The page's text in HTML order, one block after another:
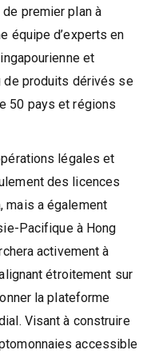
premier plan à
équipe d’experts en
et
produits dérivés se
50 pays et régions
légales et
des licences
mais a également
Pacifique à Hong
activement à
étroitement sur
la plateforme
Visant à construire
accessible